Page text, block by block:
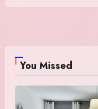
You Missed